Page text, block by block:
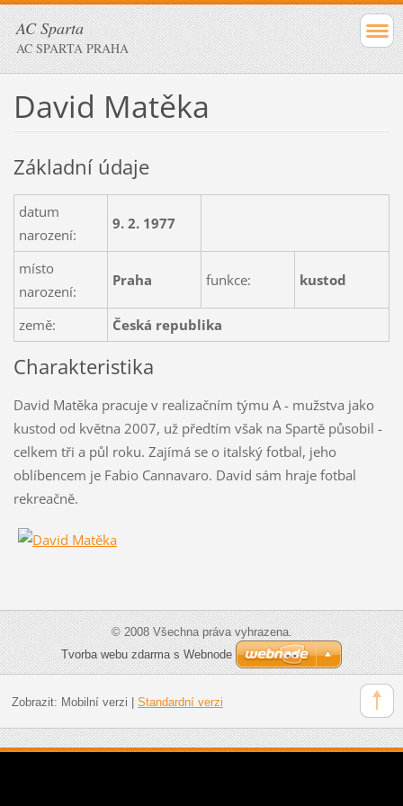
AC Sparta
AC SPARTA PRAHA
David Matěka
Základní údaje
datum
narození:
9. 2. 1977
místo
narození:
Praha funkce: kustod
země: Česká republika
Charakteristika
David Matěka pracuje v realizačním týmu A - mužstva jako
kustod od května 2007, už předtím však na Spartě působil -
celkem tři a půl roku. Zajímá se o italský fotbal, jeho
oblíbencem je Fabio Cannavaro. David sám hraje fotbal
rekreačně.
© 2008 Všechna práva vyhrazena.
Tvorba webu zdarma s Webnode
Zobrazit: Mobilní verzi Standardní verzi